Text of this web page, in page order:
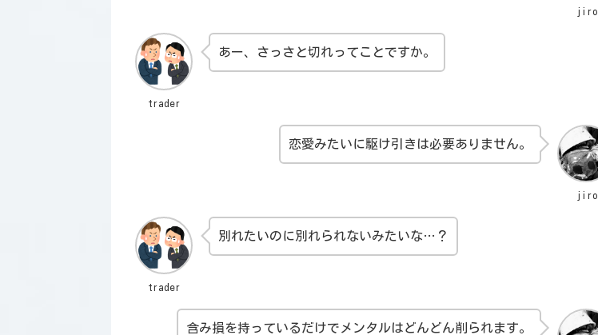
jiro
trader
あー、さっさと切れってことですか。
jiro
恋愛みたいに駆け引きは必要ありません。
trader
別れたいのに別れられないみたいな…？
含み損を持っているだけでメンタルはどんどん削られます。